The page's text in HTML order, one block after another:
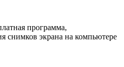
программа,
снимков экрана на компьютере